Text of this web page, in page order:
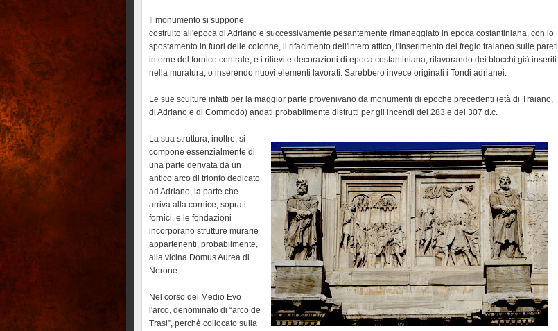
Il monumento si suppone
costruito all'epoca di Adriano e successivamente pesantemente rimaneggiato in epoca costantiniana, con lo
spostamento in fuori delle colonne, il rifacimento dell'intero attico, l'inserimento del fregio traianeo sulle pareti
interne del fornice centrale, e i rilievi e decorazioni di epoca costantiniana, rilavorando dei blocchi già inseriti
nella muratura, o inserendo nuovi elementi lavorati. Sarebbero invece originali i Tondi adrianei.
Le sue sculture infatti per la maggior parte provenivano da monumenti di epoche precedenti (età di Traiano,
di Adriano e di Commodo) andati probabilmente distrutti per gli incendi del 283 e del 307 d.c.
La sua struttura, inoltre, si
compone essenzialmente di
una parte derivata da un
antico arco di trionfo dedicato
ad Adriano, la parte che
arriva alla cornice, sopra i
fornici, e le fondazioni
incorporano strutture murarie
appartenenti, probabilmente,
alla vicina Domus Aurea di
Nerone.
Nel corso del Medio Evo
l'arco, denominato di “arco de
Trasi”, perchè collocato sulla